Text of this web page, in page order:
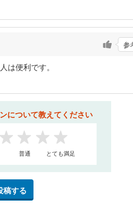
参
は便利です。
について教えてください
2 3 4 5
普通 とても満足
稿する